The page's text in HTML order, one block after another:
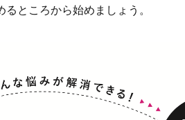
るところから始めましょう。